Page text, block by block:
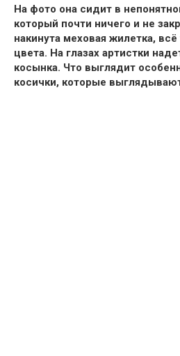
На фото она сидит в
который почти ничего и не
накинута меховая жилетка, всё
цвета. На глазах артистки
косынка. Что выглядит
косички, которые